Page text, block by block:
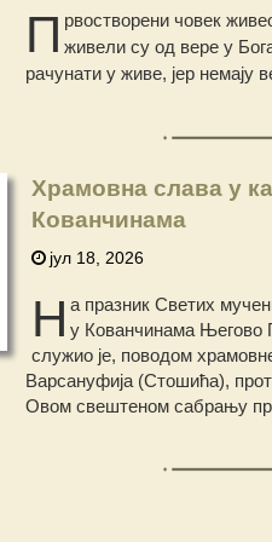
П рвостворени човек
живели су од вере у
рачунати у живе, јер
Храмовна слава у
Кованчинама
јул 18, 2026
Н а празник Светих
у Кованчинама Његово
служио је, поводом
Варсануфија (Стошића),
Овом свештеном сабрању